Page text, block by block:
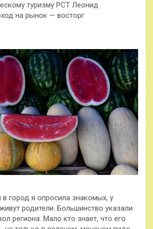
туризму РСТ Леонид
на рынок — восторг
город я опросила знакомых, у
родители. Большинство указали
региона. Мало кто знает, что его